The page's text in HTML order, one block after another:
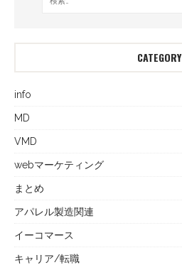
CATEGORY
info
MD
VMD
webマーケティング
まとめ
アパレル製造関連
イーコマース
キャリア/転職